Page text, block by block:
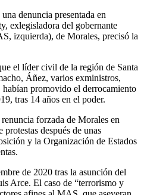
el líder civil de la región de Santa
Áñez, varios exministros,
tras 14 años en el poder.
forzada de Morales en
después de unas
de 2020 tras la asunción del
Arce. El caso de “terrorismo y
fue propiciada por un golpe de
de fraude electoral.